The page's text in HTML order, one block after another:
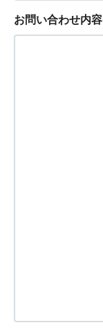
お問い合わせ内容